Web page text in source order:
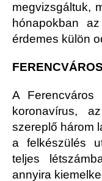
megvizsgáltuk,
hónapokban
érdemes külön
A Ferencváros
koronavírus,
szereplő három
a felkészülés
teljes
annyira